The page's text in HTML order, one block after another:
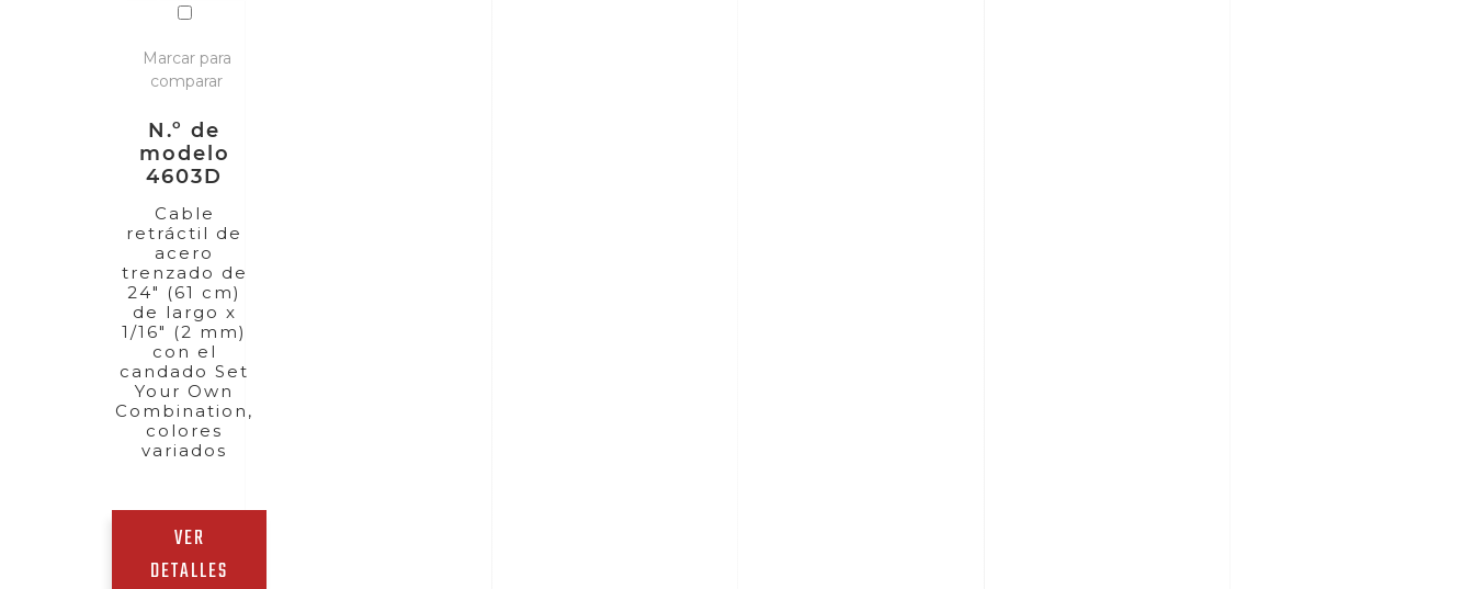
Marcar para
comparar
N.º de
modelo
4603D
Cable
retráctil de
acero
trenzado de
24" (61 cm)
de largo x
1/16" (2 mm)
con el
candado Set
Your Own
Combination,
colores
variados
VER
DETALLES